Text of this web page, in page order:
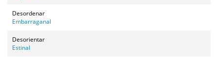
Desordenar
Embarraganal
Desorientar
Estinal